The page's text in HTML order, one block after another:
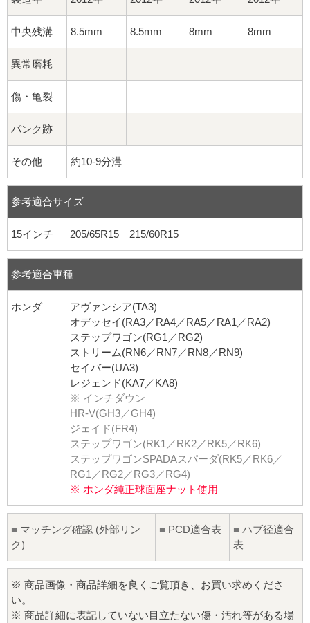
中央残溝 8.5mm 8.5mm 8mm 8mm
異常磨耗
傷・亀裂
パンク跡
その他 約10-9分溝
参考適合サイズ
15インチ 205/65R15 215/60R15
参考適合車種
ホンダ
アヴァンシア(TA3)
オデッセイ(RA3／RA4／RA5／RA1／RA2)
ステップワゴン(RG1／RG2)
ストリーム(RN6／RN7／RN8／RN9)
セイバー(UA3)
レジェンド(KA7／KA8)
※ インチダウン
HR-V(GH3／GH4)
ジェイド(FR4)
ステップワゴン(RK1／RK2／RK5／RK6)
ステップワゴンSPADAスパーダ(RK5／RK6／
RG1／RG2／RG3／RG4)
※ ホンダ純正球面座ナット使用
■ マッチング確認 (外部リン
ク)
■ PCD適合表 ■ ハブ径適合
表
※ 商品画像・商品詳細を良くご覧頂き、お買い求めくださ
い。
※ 商品詳細に表記していない目立たない傷・汚れ等がある場